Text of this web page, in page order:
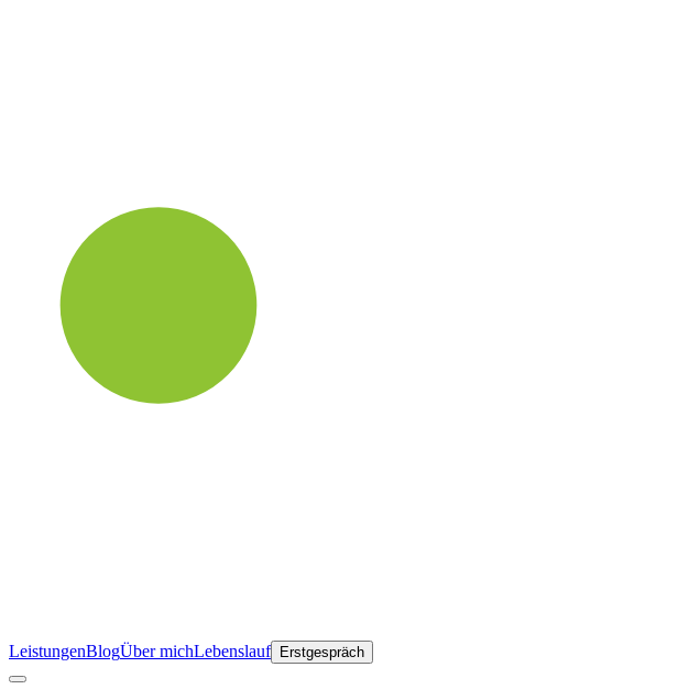
LeistungenBlogÜber michLebenslauf Erstgespräch